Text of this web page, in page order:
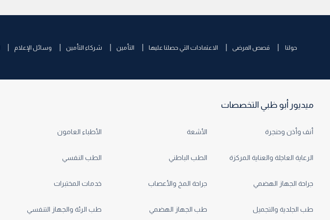
حولنا قصص المرضى الاعتمادات التي حصلنا عليها التأمين شركاء التأمين وسائل الإعلام
ميديور أبو ظبي التخصصات
أنف وأذن وحنجرة الأشعة الأطباء العامون
الرعاية العاجلة والعناية المركزة الطب الباطني الطب النفسي
جراحة الجهاز الهضمي جراحة المخ والأعصاب خدمات المختبرات
طب الجلدية والتجميل طب الجهاز الهضمي طب الرئة والجهاز التنفسي